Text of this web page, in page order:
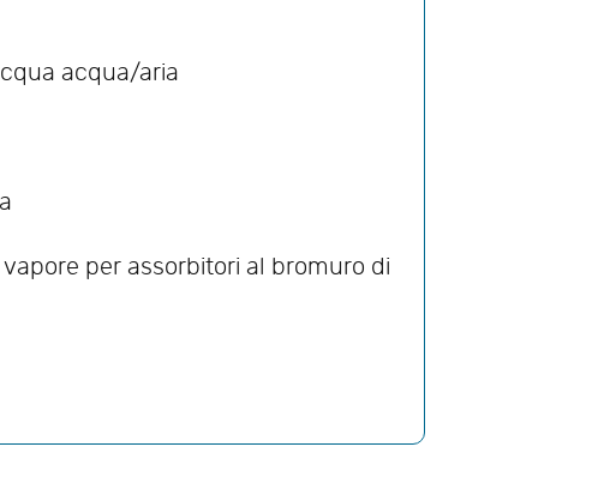
acqua/aria
per assorbitori al bromuro di